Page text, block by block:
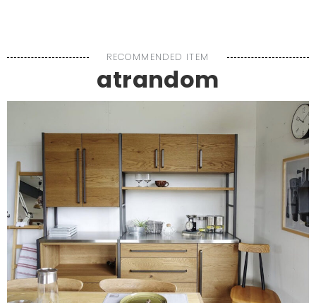
RECOMMENDED ITEM
atrandom